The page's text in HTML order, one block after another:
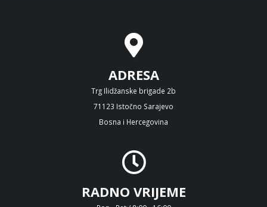
ADRESA
Trg Ilidžanske brigade 2b
71123 Istočno Sarajevo
Bosna i Hercegovina
RADNO VRIJEME